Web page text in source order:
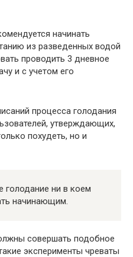
начинать
из разведенных водой
проводить 3 дневное
и с учетом его
процесса голодания
утверждающих,
похудеть, но и
голодание ни в коем
начинающим.
совершать подобное
эксперименты чреваты